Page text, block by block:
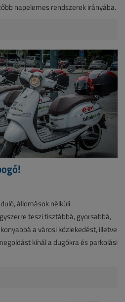
napelemes rendszerek irányába.
állomások nélküli
teszi tisztábbá, gyorsabbá,
a városi közlekedést, illetve
kínál a dugókra és parkolási